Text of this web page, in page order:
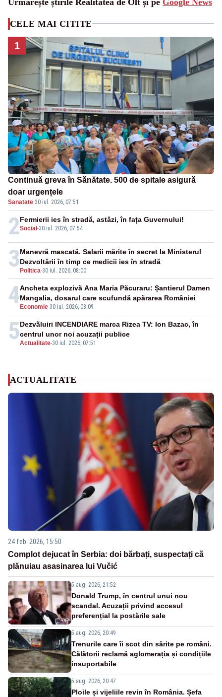
CELE MAI CITITE
1
Continuă greva în Sănătate. 500 de spitale asigură
doar urgențele
Sanatate·30 iul. 2026, 07:51
2Social -30 iul. 2026, 07:54
Fermierii ies în stradă, astăzi, în fața Guvernului!
3 Politica-30 iul. 2026, 08:00
Manevră mascată. Salarii mărite în secret la Ministerul
Dezvoltării în timp ce medicii ies în stradă
4 Economie-30 iul. 2026, 08:09
Ancheta explozivă Ana Maria Păcuraru: Șantierul Damen
Mangalia, dosarul care scufundă apărarea României
5Actualitate-30 iul. 2026, 07:51
Dezvăluiri INCENDIARE marca Rizea TV: Ion Bazac, în
centrul unor noi acuzații publice
ACTUALITATE
24 feb. 2026, 15:50
Complot dejucat în Serbia: doi bărbați, suspectați că
plănuiau asasinarea lui Vučić
5 aug. 2026, 21:52
Donald Trump, în centrul unui nou
scandal. Acuzații privind accesul
preferențial la postările sale
5 aug. 2026, 20:49
Trenurile care îi scot din sărite pe români.
Călătorii reclamă aglomerația și condițiile
insuportabile
5 aug. 2026, 20:47
Ploile și vijeliile revin în România. Șefa